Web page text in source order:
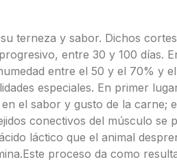
terneza y sabor. Dichos
entre 30 y 100 días.
entre el 50 y el 70% y
especiales. En primer
el sabor y gusto de la carne;
conectivos del músculo se
láctico que el animal
proceso da como